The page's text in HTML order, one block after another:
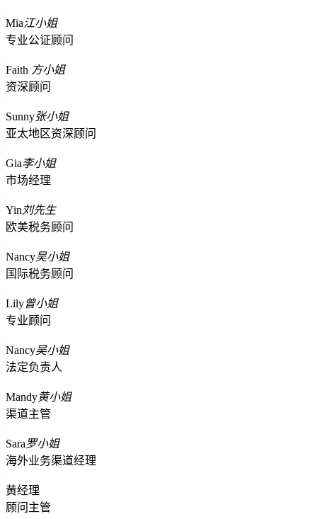
Mia江小姐
专业公证顾问
Faith 方小姐
资深顾问
Sunny张小姐
亚太地区资深顾问
Gia李小姐
市场经理
Yin 刘先生
欧美税务顾问
Nancy吴小姐
国际税务顾问
Lily曾小姐
专业顾问
Nancy吴小姐
法定负责人
Mandy黄小姐
渠道主管
Sara罗小姐
海外业务渠道经理
黄经理
顾问主管